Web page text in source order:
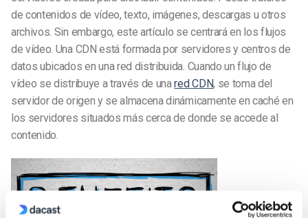
de contenidos de vídeo, texto, imágenes, descargas u otros
archivos. Sin embargo, este artículo se centrará en los flujos
de vídeo. Una CDN está formada por servidores y centros de
datos ubicados en una red distribuida. Cuando un flujo de
vídeo se distribuye a través de unared CDN, se toma del
servidor de origen y se almacena dinámicamente en caché en
los servidores situados más cerca de donde se accede al
contenido.